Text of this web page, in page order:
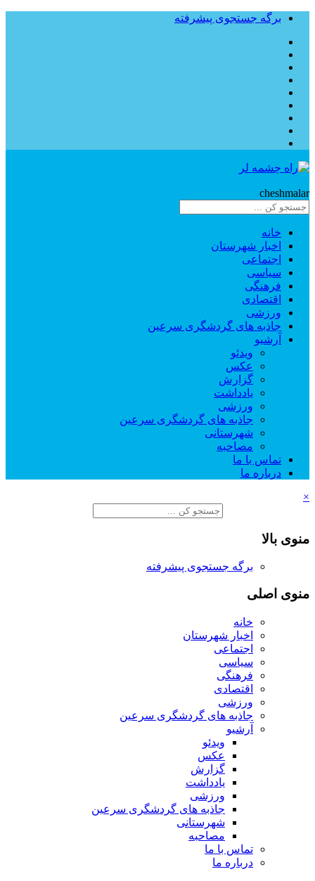
برگه جستجوی پیشرفته
cheshmalar
خانه
اخبار شهرستان
اجتماعی
سیاسی
فرهنگی
اقتصادی
ورزشی
جاذبه های گردشگری سرعین
آرشیو
ویدئو
عکس
گزارش
یادداشت
ورزشی
جاذبه های گردشگری سرعین
شهرستانی
مصاحبه
تماس با ما
درباره ما
×
منوی بالا
برگه جستجوی پیشرفته
منوی اصلی
خانه
اخبار شهرستان
اجتماعی
سیاسی
فرهنگی
اقتصادی
ورزشی
جاذبه های گردشگری سرعین
آرشیو
ویدئو
عکس
گزارش
یادداشت
ورزشی
جاذبه های گردشگری سرعین
شهرستانی
مصاحبه
تماس با ما
درباره ما